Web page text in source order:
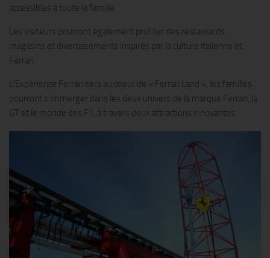
accessibles à toute la famille.
Les visiteurs pourront également profiter des restaurants,
magasins et divertissements inspirés par la culture italienne et
Ferrari.
L’Expérience Ferrari sera au coeur de « Ferrari Land », les familles
pourront s’immerger dans les deux univers de la marque Ferrari, la
GT et le monde des F1, à travers deux attractions innovantes.